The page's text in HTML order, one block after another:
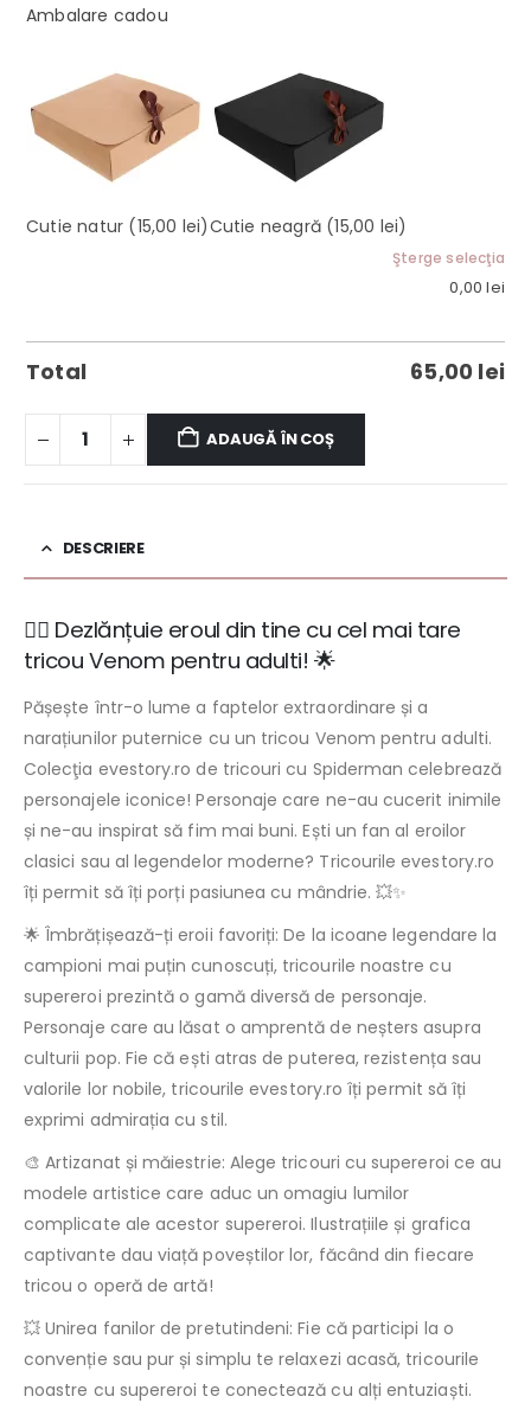
Ambalare cadou
Cutie natur (15,00 lei)Cutie neagră (15,00 lei)
Şterge selecţia
0,00lei
Total 65,00 lei
ADAUGĂ ÎN COȘ
DESCRIERE
🦸‍♂️ Dezlănțuie eroul din tine cu cel mai tare
tricou Venom pentru adulti! 🌟
Pășește într-o lume a faptelor extraordinare și a
narațiunilor puternice cu un tricou Venom pentru adulti.
Colecţia evestory.ro de tricouri cu Spiderman celebrează
personajele iconice! Personaje care ne-au cucerit inimile
și ne-au inspirat să fim mai buni. Ești un fan al eroilor
clasici sau al legendelor moderne? Tricourile evestory.ro
îți permit să îți porți pasiunea cu mândrie. 💥✨
🌟 Îmbrățișează-ți eroii favoriți: De la icoane legendare la
campioni mai puțin cunoscuți, tricourile noastre cu
supereroi prezintă o gamă diversă de personaje.
Personaje care au lăsat o amprentă de neșters asupra
culturii pop. Fie că ești atras de puterea, rezistența sau
valorile lor nobile, tricourile evestory.ro îți permit să îți
exprimi admirația cu stil.
🎨 Artizanat și măiestrie: Alege tricouri cu supereroi ce au
modele artistice care aduc un omagiu lumilor
complicate ale acestor supereroi. Ilustrațiile și grafica
captivante dau viață poveștilor lor, făcând din fiecare
tricou o operă de artă!
💥 Unirea fanilor de pretutindeni: Fie că participi la o
convenție sau pur și simplu te relaxezi acasă, tricourile
noastre cu supereroi te conectează cu alți entuziaști.